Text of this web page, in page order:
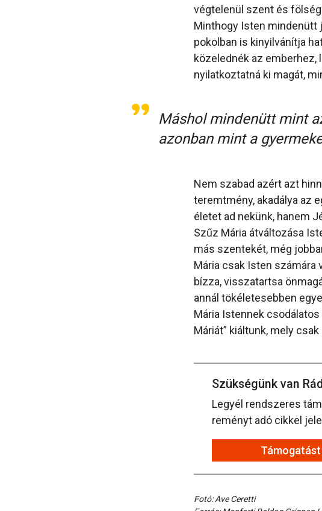
végtelenül szent és
Minthogy Isten mindenütt
pokolban is kinyilvánítja
közelednék az
nyilatkoztatná ki magát,
Máshol mindenütt mint
azonban mint a
Nem szabad azért azt
teremtmény, akadálya az
életet ad nekünk, hanem
Szűz Mária átváltozása
más szentekét, még
Mária csak Isten számára
bízza, visszatartsa
annál tökéletesebben
Mária Istennek csodálatos
Máriát” kiáltunk, mely
Szükségünk van
Legyél rendszeres
reményt adó cikkel
Fotó: Ave Ceretti